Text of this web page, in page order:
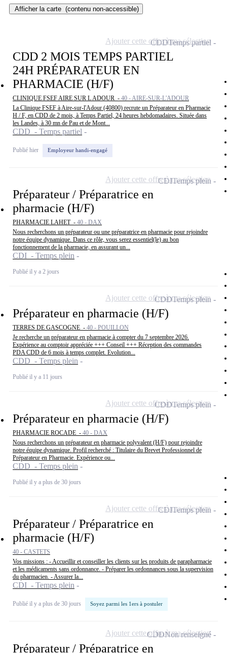
Afficher la carte (contenu non-accessible)
CDD 2 MOIS TEMPS PARTIEL
24H PRÉPARATEUR EN
PHARMACIE (H/F)
CLINIQUE FSEF AIRE SUR L ADOUR - 40 - AIRE-SUR-L'ADOUR
La Clinique FSEF à Aire-sur-l'Adour (40800) recrute un Préparateur en Pharmacie
H / F, en CDD de 2 mois, à Temps Partiel, 24 heures hebdomadaires. Située dans
les Landes, à 30 mn de Pau et de Mont...
CDD - Temps partiel
Publié hier Employeur handi-engagé
CDDTemps partiel
Ajouter cette offre à ma sélection
Préparateur / Préparatrice en
pharmacie (H/F)
PHARMACIE LAHET - 40 - DAX
Nous recherchons un préparateur ou une préparatrice en pharmacie pour rejoindre
notre équipe dynamique. Dans ce rôle, vous serez essentiel(le) au bon
fonctionnement de la pharmacie, en assurant un...
CDI - Temps plein
Publié il y a 2 jours
CDITemps plein
Ajouter cette offre à ma sélection
Préparateur en pharmacie (H/F)
TERRES DE GASCOGNE - 40 - POUILLON
Je recherche un préparateur en pharmacie à compter du 7 septembre 2026.
Expérience au comptoir appréciée +++ Conseil +++ Réception des commandes
PDA CDD de 6 mois à temps complet. Evolution...
CDD - Temps plein
Publié il y a 11 jours
CDDTemps plein
Ajouter cette offre à ma sélection
Préparateur en pharmacie (H/F)
PHARMACIE ROCADE - 40 - DAX
Nous recherchons un préparateur en pharmacie polyvalent (H/F) pour rejoindre
notre équipe dynamique. Profil recherché : Titulaire du Brevet Professionnel de
Préparateur en Pharmacie. Expérience ou...
CDD - Temps plein
Publié il y a plus de 30 jours
CDDTemps plein
Ajouter cette offre à ma sélection
Préparateur / Préparatrice en
pharmacie (H/F)
40 - CASTETS
Vos missions : - Accueillir et conseiller les clients sur les produits de parapharmacie
et les médicaments sans ordonnance. - Préparer les ordonnances sous la supervision
du pharmacien. - Assurer la...
CDI - Temps plein
Publié il y a plus de 30 jours Soyez parmi les 1ers à postuler
CDITemps plein
Ajouter cette offre à ma sélection
Préparateur / Préparatrice en
CDDNon renseigné
Ajouter cette offre à ma sélection